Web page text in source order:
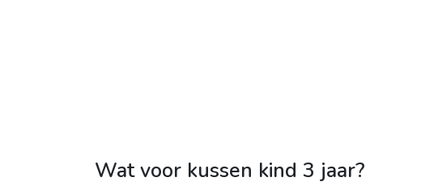
Wat voor kussen kind 3 jaar?